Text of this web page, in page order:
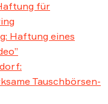
für
Haftung eines
Tauschbörsen-